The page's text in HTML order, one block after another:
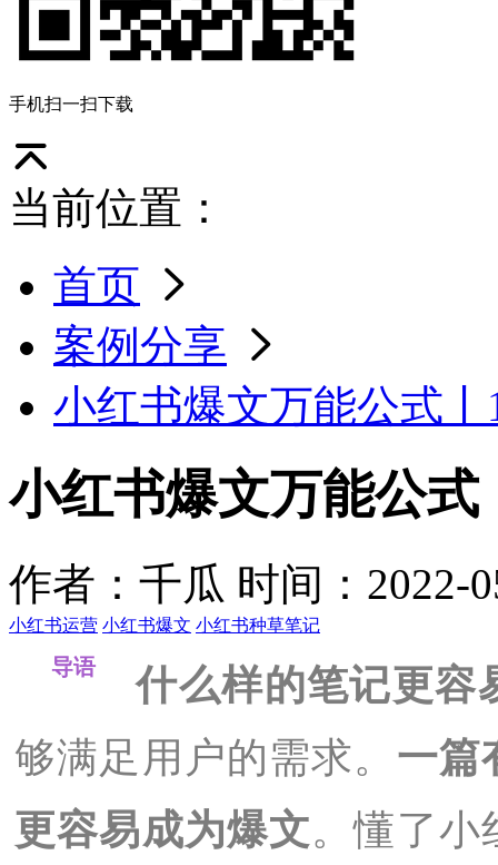
手机扫一扫下载
当前位置：
首页
案例分享
小红书爆文万能公式
小红书爆文万能公式
作者：千瓜 时间：2022-
小红书运营 小红书爆文 小红书种草笔记
导语
什么样的笔记更容
够满足用户的需求。 一篇
更容易成为爆文。懂了小